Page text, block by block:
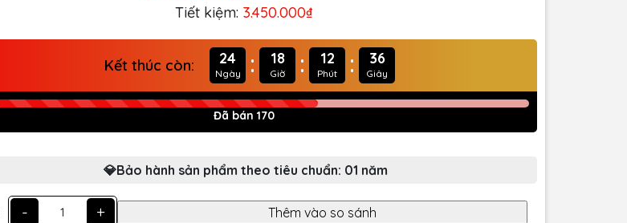
Tiết kiệm: 3.450.000₫
Kết thúc còn: 24
Ngày : 18
Giờ : 12
Phút : 34
Giây
Đã bán 170
💎Bảo hành sản phẩm theo tiêu chuẩn: 01 năm
- +